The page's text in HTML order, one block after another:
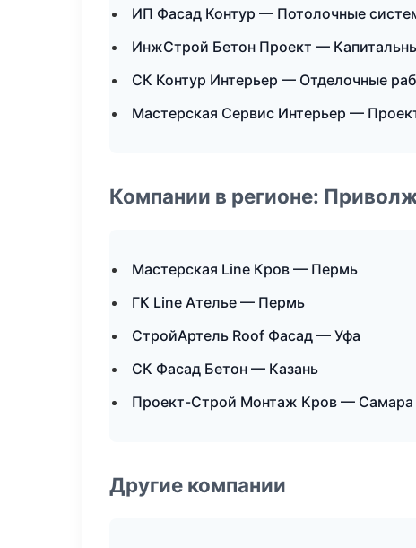
ИП Фасад Контур — Потолочные
ИнжСтрой Бетон Проект —
СК Контур Интерьер — Отделочные
Мастерская Сервис Интерьер —
Компании в регионе:
Мастерская Line Кров — Пермь
ГК Line Ателье — Пермь
СтройАртель Roof Фасад — Уфа
СК Фасад Бетон — Казань
Проект-Строй Монтаж Кров — Самара
Другие компании